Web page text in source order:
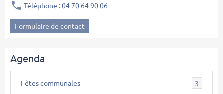
Téléphone : 04 70 64 90 06
Formulaire de contact
Agenda
Fêtes communales 3